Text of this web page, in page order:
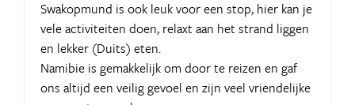
Swakopmund is ook leuk voor een stop, hier kan je
vele activiteiten doen, relaxt aan het strand liggen
en lekker (Duits) eten.
Namibie is gemakkelijk om door te reizen en gaf
ons altijd een veilig gevoel en zijn veel vriendelijke